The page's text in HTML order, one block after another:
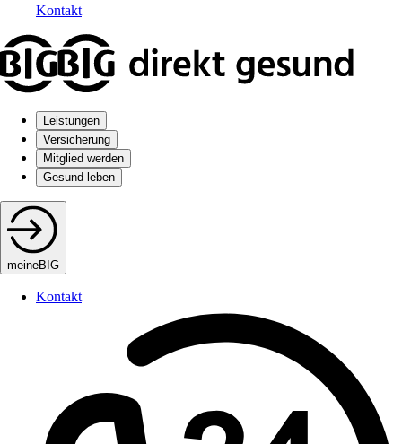
Kontakt
Leistungen
Versicherung
Mitglied werden
Gesund leben
meineBIG
Kontakt